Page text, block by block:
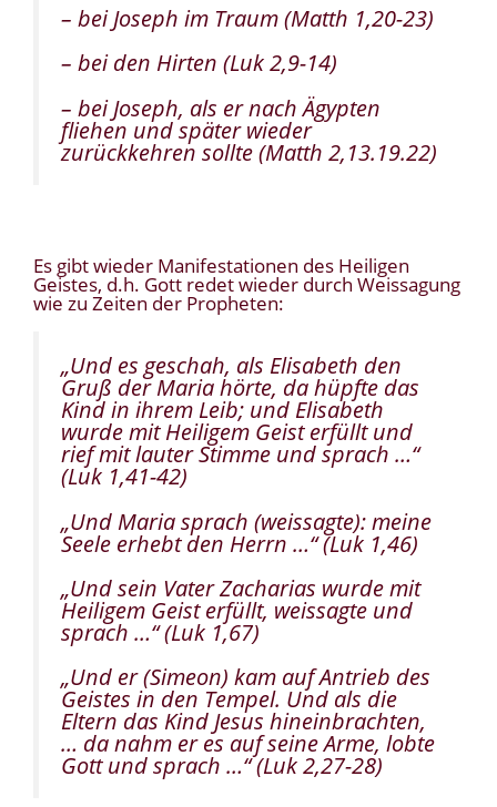
– bei Joseph im Traum (Matth 1,20-23)
– bei den Hirten (Luk 2,9-14)
– bei Joseph, als er nach Ägypten
fliehen und später wieder
zurückkehren sollte (Matth 2,13.19.22)
Es gibt wieder Manifestationen des Heiligen
Geistes, d.h. Gott redet wieder durch Weissagung
wie zu Zeiten der Propheten:
„Und es geschah, als Elisabeth den
Gruß der Maria hörte, da hüpfte das
Kind in ihrem Leib; und Elisabeth
wurde mit Heiligem Geist erfüllt und
rief mit lauter Stimme und sprach …“
(Luk 1,41-42)
„Und Maria sprach (weissagte): meine
Seele erhebt den Herrn …“(Luk 1,46)
„Und sein Vater Zacharias wurde mit
Heiligem Geist erfüllt, weissagte und
sprach …“(Luk 1,67)
„Und er (Simeon) kam auf Antrieb des
Geistes in den Tempel. Und als die
Eltern das Kind Jesus hineinbrachten,
… da nahm er es auf seine Arme, lobte
Gott und sprach …“(Luk 2,27-28)